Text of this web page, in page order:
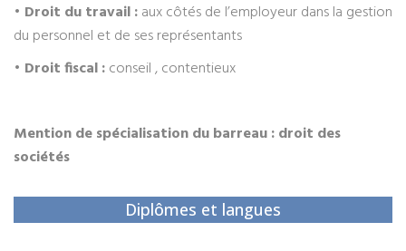
• Droit du travail:aux côtés de l’employeur dans la gestion
du personnel et de ses représentants
• Droit fiscal:conseil , contentieux
Mention de spécialisation du barreau : droit des
sociétés
Diplômes et langues